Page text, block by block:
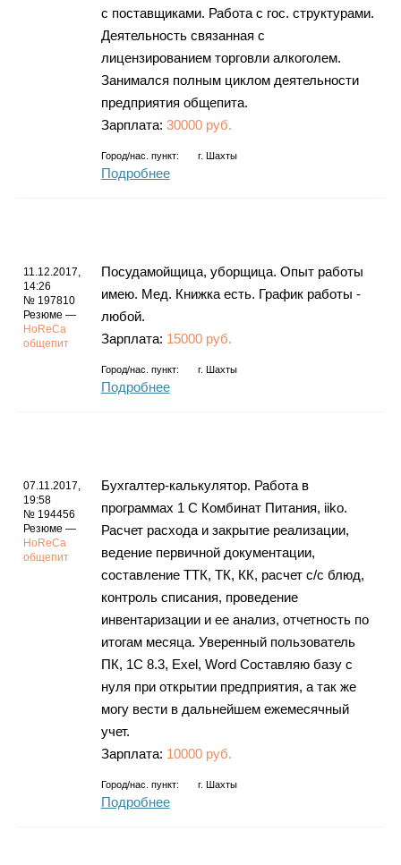
с поставщиками. Работа с гос. структурами.
Деятельность связанная с
лицензированием торговли алкоголем.
Занимался полным циклом деятельности
предприятия общепита.
Зарплата: 30000 руб.
Город/нас. пункт: г. Шахты
Подробнее
11.12.2017,
14:26
№ 197810
Резюме —
HoReCa
общепит
Посудамойщица, уборщица. Опыт работы
имею. Мед. Книжка есть. График работы -
любой.
Зарплата: 15000 руб.
Город/нас. пункт: г. Шахты
Подробнее
07.11.2017,
19:58
№ 194456
Резюме —
HoReCa
общепит
Бухгалтер-калькулятор. Работа в
программах 1 С Комбинат Питания, iiko.
Расчет расхода и закрытие реализации,
ведение первичной документации,
составление ТТК, ТК, КК, расчет с/с блюд,
контроль списания, проведение
инвентаризации и ее анализ, отчетность по
итогам месяца. Уверенный пользователь
ПК, 1С 8.3, Exel, Word Составляю базу с
нуля при открытии предприятия, а так же
могу вести в дальнейшем ежемесячный
учет.
Зарплата: 10000 руб.
Город/нас. пункт: г. Шахты
Подробнее